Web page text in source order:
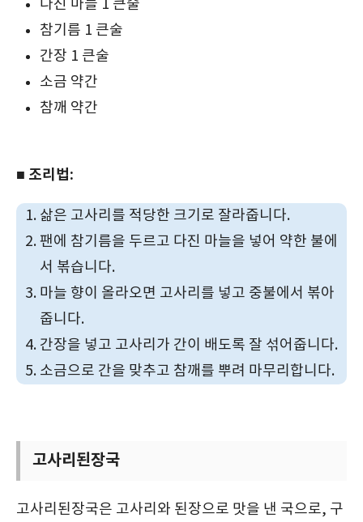
다진 마늘 1 큰술
참기름 1 큰술
간장 1 큰술
소금 약간
참깨 약간
■ 조리법:
삶은 고사리를 적당한 크기로 잘라줍니다.
팬에 참기름을 두르고 다진 마늘을 넣어 약한 불에
서 볶습니다.
마늘 향이 올라오면 고사리를 넣고 중불에서 볶아
줍니다.
간장을 넣고 고사리가 간이 배도록 잘 섞어줍니다.
소금으로 간을 맞추고 참깨를 뿌려 마무리합니다.
고사리된장국
고사리된장국은 고사리와 된장으로 맛을 낸 국으로, 구